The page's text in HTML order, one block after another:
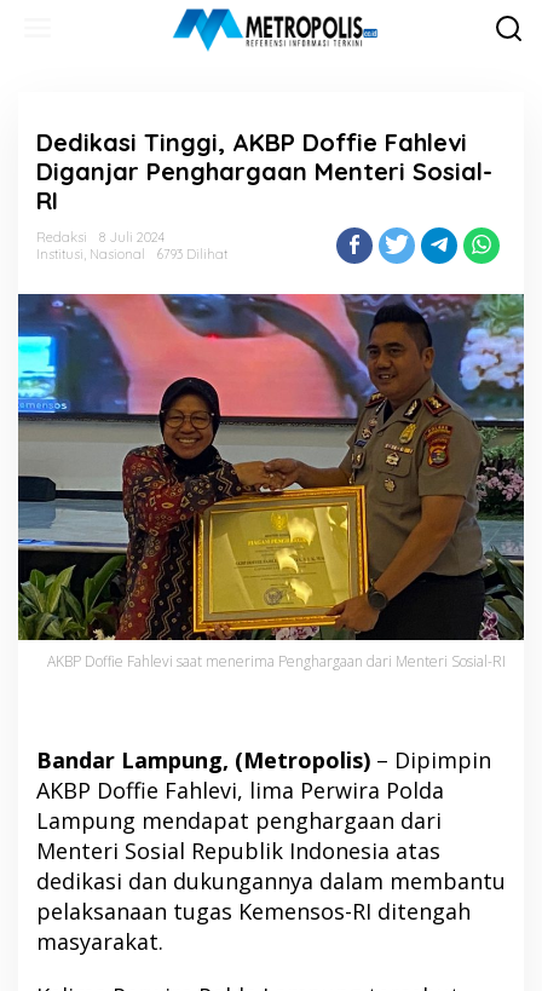
Dedikasi Tinggi, AKBP Doffie Fahlevi
Diganjar Penghargaan Menteri Sosial-
RI
Redaksi
8 Juli 2024
Institusi, Nasional 6793 Dilihat
AKBP Doffie Fahlevi saat menerima Penghargaan dari Menteri Sosial-RI
Bandar Lampung, (Metropolis) – Dipimpin
AKBP Doffie Fahlevi, lima Perwira Polda
Lampung mendapat penghargaan dari
Menteri Sosial Republik Indonesia atas
dedikasi dan dukungannya dalam membantu
pelaksanaan tugas Kemensos-RI ditengah
masyarakat.